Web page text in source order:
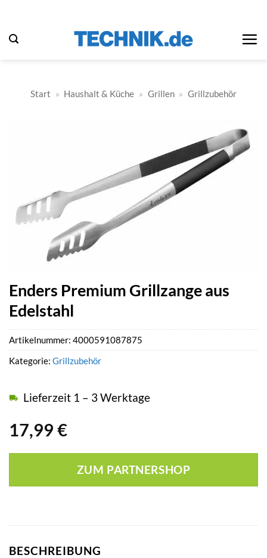
springen
Start » Haushalt & Küche » Grillen » Grillzubehör
Enders Premium Grillzange aus
Edelstahl
17,99 €
Lieferzeit 1 – 3 Werktage
ZUM PARTNERSHOP
Artikelnummer: 4000591087875
Kategorie: Grillzubehör
BESCHREIBUNG